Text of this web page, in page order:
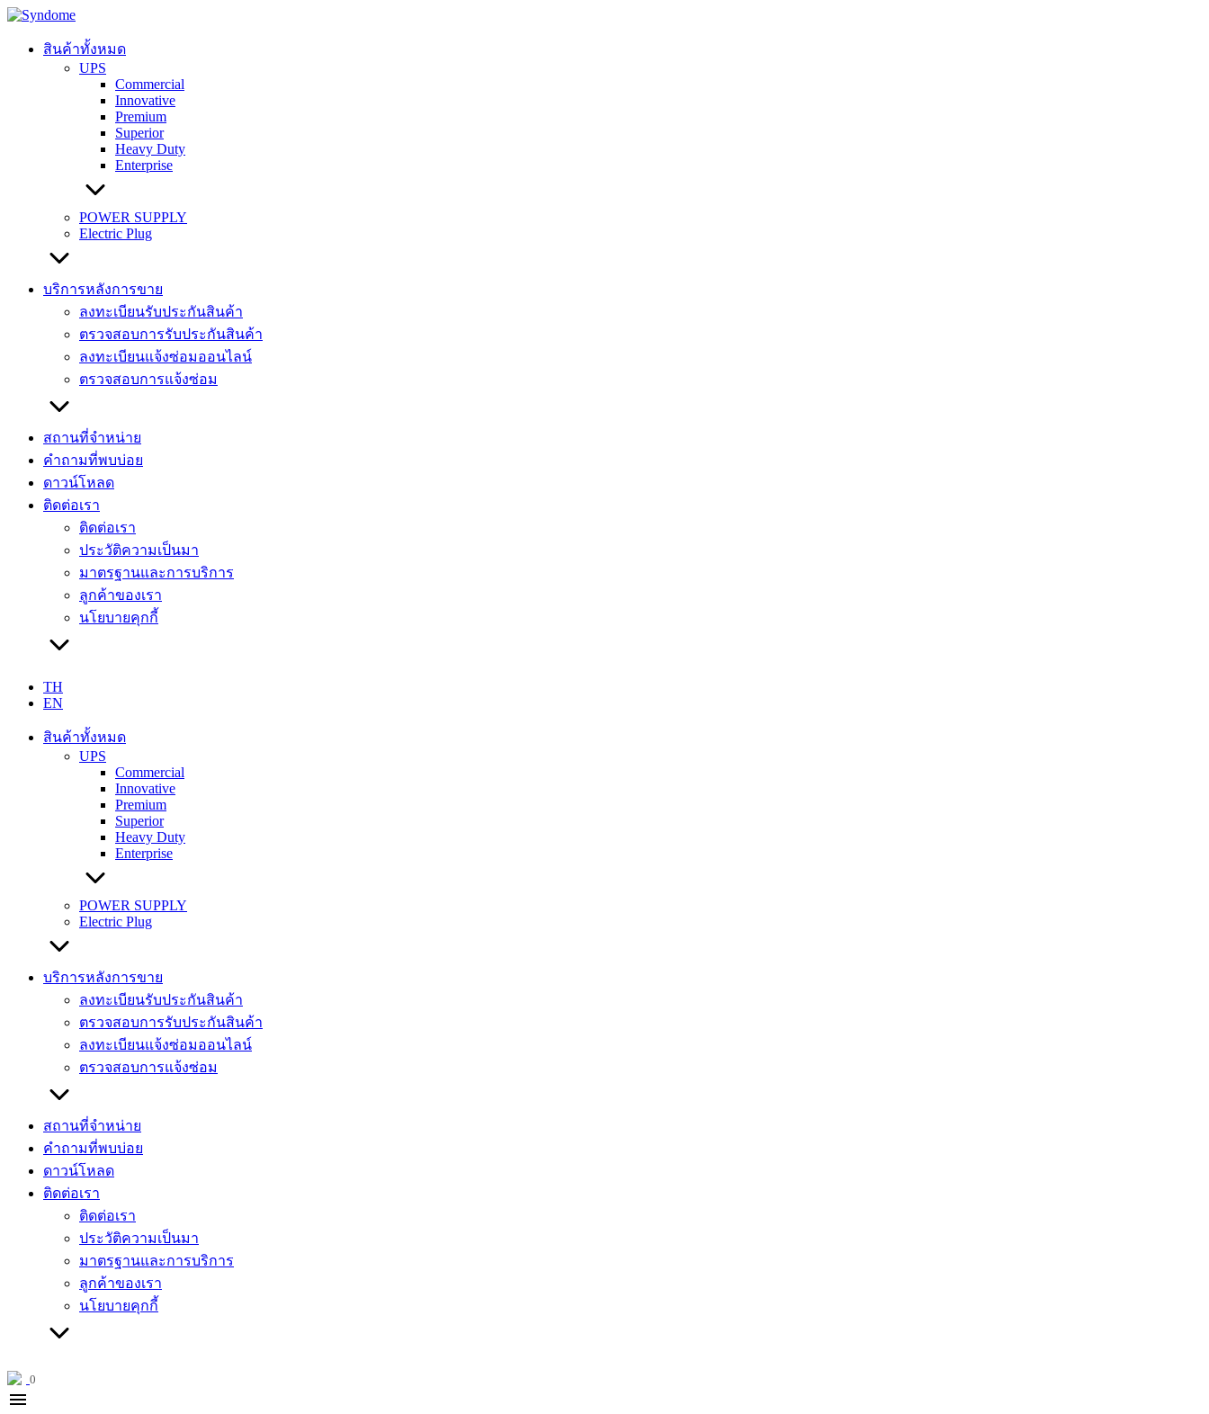
Skip
contentสินค้าทั้งหมด
UPS
Commercial
Innovative
Premium
Superior
Heavy Duty
Enterprise
POWER SUPPLY
Electric Plug
บริการหลังการขาย
ลงทะเบียนรับประกันสินค้า
ตรวจสอบการรับประกันสินค้า
ลงทะเบียนแจ้งซ่อมออนไลน์
ตรวจสอบการแจ้งซ่อม
สถานที่จำหน่าย
คำถามที่พบบ่อย
ดาวน์โหลด
ติดต่อเรา
ติดต่อเรา
ประวัติความเป็นมา
มาตรฐานและการบริการ
ลูกค้าของเรา
นโยบายคุกกี้
TH
EN
สินค้าทั้งหมด
UPS
Commercial
Innovative
Premium
Superior
Heavy Duty
Enterprise
POWER SUPPLY
Electric Plug
บริการหลังการขาย
ลงทะเบียนรับประกันสินค้า
ตรวจสอบการรับประกันสินค้า
ลงทะเบียนแจ้งซ่อมออนไลน์
ตรวจสอบการแจ้งซ่อม
สถานที่จำหน่าย
คำถามที่พบบ่อย
ดาวน์โหลด
ติดต่อเรา
ติดต่อเรา
ประวัติความเป็นมา
มาตรฐานและการบริการ
ลูกค้าของเรา
นโยบายคุกกี้
0
menu